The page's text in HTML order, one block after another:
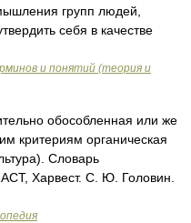
групп людей,
себя в качестве
и понятий (теория и
обособленная или же
критериям органическая
Словарь
Харвест. С. Ю. Головин.